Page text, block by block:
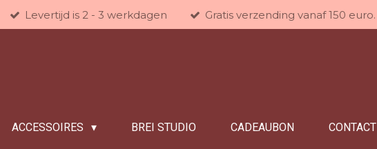
Levertijd is 2 - 3 werkdagen Gratis verzending vanaf 150 euro.
ACCESSOIRES BREI STUDIO CADEAUBON CONTACT